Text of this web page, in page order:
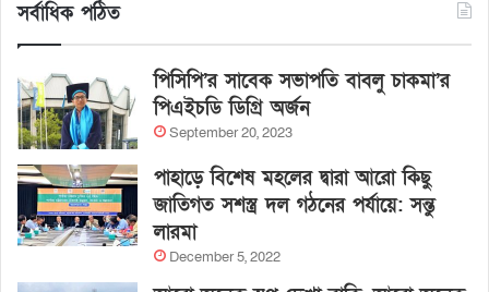
সর্বাধিক পঠিত
পিসিপি’র সাবেক সভাপতি বাবলু চাকমা’র
পিএইচডি ডিগ্রি অর্জন
September 20, 2023
পাহাড়ে বিশেষ মহলের দ্বারা আরো কিছু
জাতিগত সশস্ত্র দল গঠনের পর্যায়ে: সন্তু
লারমা
December 5, 2022